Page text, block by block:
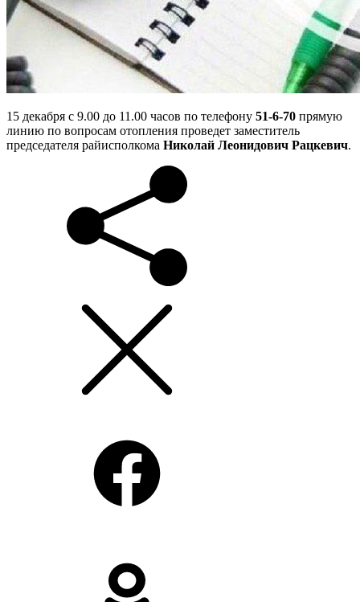
15 декабря с 9.00 до 11.00 часов по телефону 51-6-70 прямую
линию по вопросам отопления проведет заместитель
председателя райисполкома Николай Леонидович Рацкевич.